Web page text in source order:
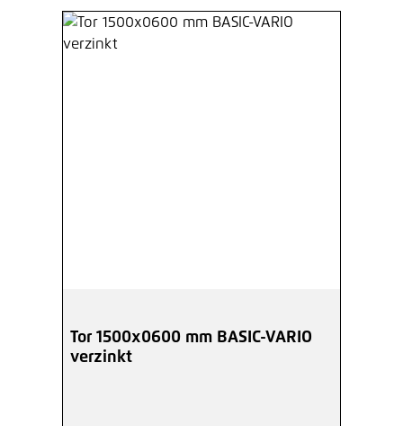
Tor 1500x0600 mm BASIC-VARIO
verzinkt